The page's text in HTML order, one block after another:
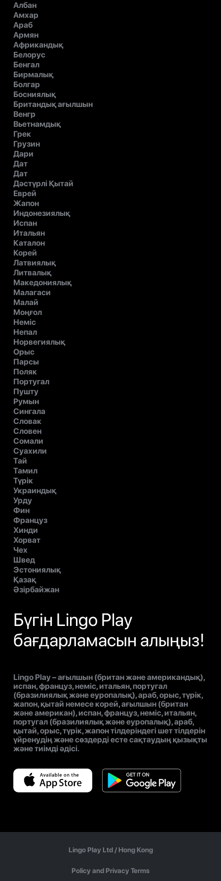
Албан
Амхар
Араб
Армян
Африкандық
Белорус
Бенгал
Бирмалық
Болгар
Босниялық
Британдық ағылшын
Венгр
Вьетнамдық
Грек
Грузин
Дари
Дат
Дат
Дәстүрлі Қытай
Еврей
Жапон
Индонезиялық
Испан
Итальян
Каталон
Корей
Латвиялық
Литвалық
Македониялық
Малагаси
Малай
Моңғол
Неміс
Непал
Норвегиялық
Орыс
Парсы
Поляк
Португал
Пушту
Румын
Сингала
Словак
Словен
Сомали
Суахили
Тай
Тамил
Түрік
Украиндық
Урду
Фин
Француз
Хинди
Хорват
Чех
Швед
Эстониялық
Қазақ
Әзірбайжан
Бүгін Lingo Play
бағдарламасын алыңыз!
Lingo Play – ағылшын (британ және американдық),
испан, француз, неміс, итальян, португал
(бразилиялық және еуропалық), араб, орыс, түрік,
жапон, қытай немесе корей, ағылшын (британ
және американ), испан, француз, неміс, итальян,
португал (бразилиялық және еуропалық), араб,
қытай, орыс, түрік, жапон тілдеріндегі шет тілдерін
үйренудің және сөздерді есте сақтаудың қызықты
және тиімді әдісі.
Lingo Play Ltd / Hong Kong
Policy and Privacy Terms